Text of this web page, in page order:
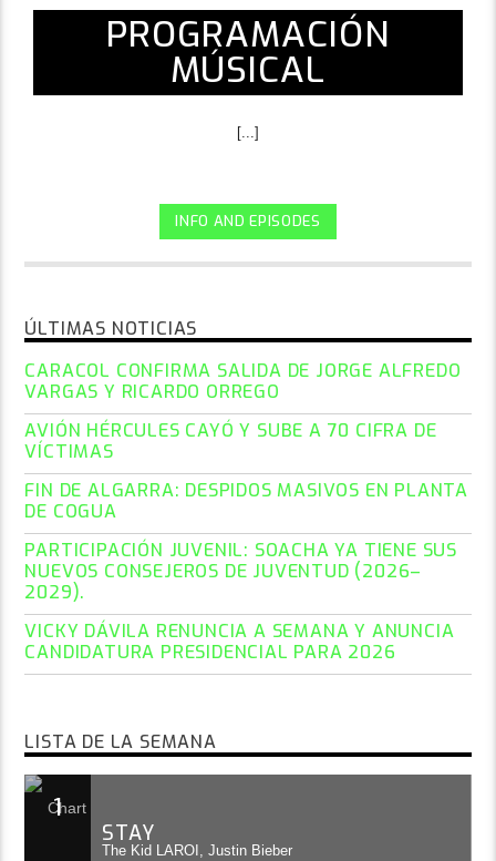
PROGRAMACIÓN
MÚSICAL
[...]
INFO AND EPISODES
ÚLTIMAS NOTICIAS
CARACOL CONFIRMA SALIDA DE JORGE ALFREDO
VARGAS Y RICARDO ORREGO
AVIÓN HÉRCULES CAYÓ Y SUBE A 70 CIFRA DE
VÍCTIMAS
FIN DE ALGARRA: DESPIDOS MASIVOS EN PLANTA
DE COGUA
PARTICIPACIÓN JUVENIL: SOACHA YA TIENE SUS
NUEVOS CONSEJEROS DE JUVENTUD (2026–
2029).
VICKY DÁVILA RENUNCIA A SEMANA Y ANUNCIA
CANDIDATURA PRESIDENCIAL PARA 2026
LISTA DE LA SEMANA
1
STAY
The Kid LAROI, Justin Bieber